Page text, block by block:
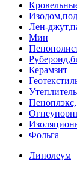
Лен-
Мин
Керамзит
Пеноплэкс,
Фольга
Линолеум